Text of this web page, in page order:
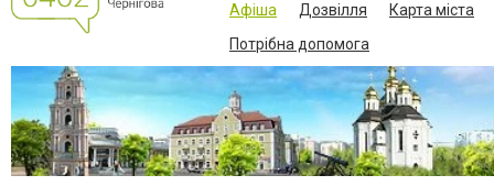
Афіша Дозвілля
Карта міста
Потрібна допомога